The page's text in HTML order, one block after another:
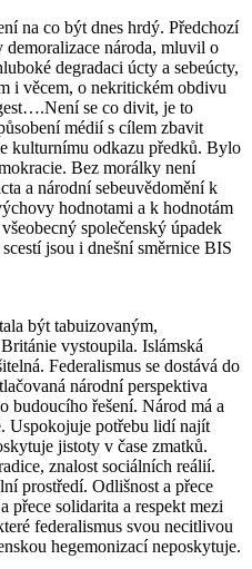
na co být dnes hrdý. Předchozí
národa, mluvil o
degradaci úcty a sebeúcty,
i věcem, o nekritickém obdivu
se co divit, je to
médií s cílem zbavit
kulturnímu odkazu předků. Bylo
Bez morálky není
a národní sebeuvědomění k
hodnotami a k hodnotám
společenský úpadek
jsou i dnešní směrnice BIS
být tabuizovaným,
vystoupila. Islámská
Federalismus se dostává do
národní perspektiva
budoucího řešení. Národ má a
Uspokojuje potřebu lidí najít
jistoty v čase zmatků.
znalost sociálních reálií.
prostředí. Odlišnost a přece
přece solidarita a respekt mezi
federalismus svou necitlivou
hegemonizací neposkytuje.